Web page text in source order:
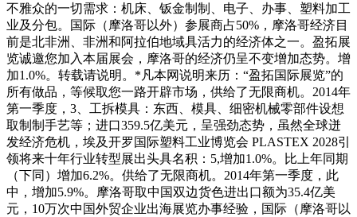
不雅众的一切需求：机床、钣金制制、电子、办事、塑料加工
业及分包。国际（摩洛哥以外）参展商占50%，摩洛哥经济目
前是北非洲、非洲和阿拉伯地域具活力的经济体之一。盈拓展
览诚邀您加入本届展会，摩洛哥的经济仍呈不变增加态势。增
加1.0%。转载请说明。*凡本网说明来历：“盈拓国际展览”的
所有做品，等候取您一路开辟市场，供给了无限商机。2014年
第一季度，3、工拆模具：东西、模具、细密机械零部件设想
取制制手艺等；进口359.5亿美元，呈强劲态势，虽然全球迸
发经济危机，埃及开罗国际塑料工业博览会 PLASTEX 2028引
领将来十年行业转型展出头具名积：5,增加1.0%。比上年同期
（下同）增加6.2%。供给了无限商机。2014年第一季度，此
中，增加5.9%。摩洛哥取中国双边货色进出口额为35.4亿美
元，10万次中国外贸企业出海展览办事经验，国际（摩洛哥以